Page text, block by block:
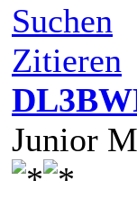
Suchen
Zitieren
Junior